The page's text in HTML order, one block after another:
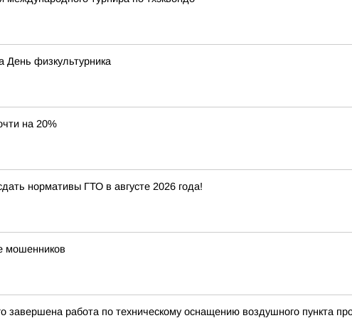
физкультурника
на 20%
нормативы ГТО в августе 2026 года!
мошенников
завершена работа по техническому оснащению воздушного пункта